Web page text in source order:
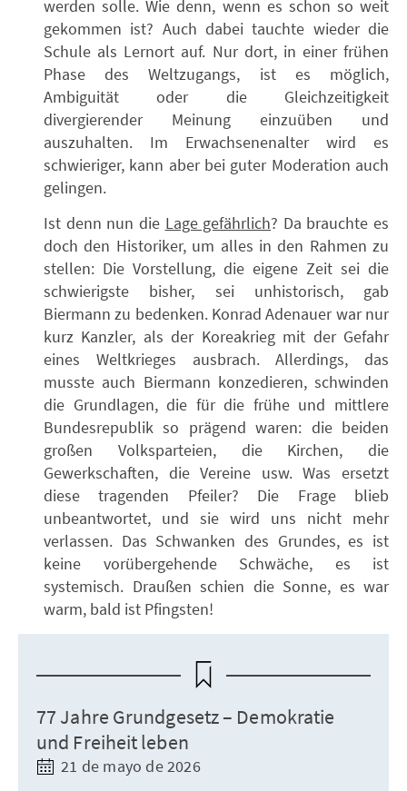
werden solle. Wie denn, wenn es schon so weit
gekommen ist? Auch dabei tauchte wieder die
Schule als Lernort auf. Nur dort, in einer frühen
Phase des Weltzugangs, ist es möglich,
Ambiguität oder die Gleichzeitigkeit
divergierender Meinung einzuüben und
auszuhalten. Im Erwachsenenalter wird es
schwieriger, kann aber bei guter Moderation auch
gelingen.
Ist denn nun die Lage gefährlich? Da brauchte es
doch den Historiker, um alles in den Rahmen zu
stellen: Die Vorstellung, die eigene Zeit sei die
schwierigste bisher, sei unhistorisch, gab
Biermann zu bedenken. Konrad Adenauer war nur
kurz Kanzler, als der Koreakrieg mit der Gefahr
eines Weltkrieges ausbrach. Allerdings, das
musste auch Biermann konzedieren, schwinden
die Grundlagen, die für die frühe und mittlere
Bundesrepublik so prägend waren: die beiden
großen Volksparteien, die Kirchen, die
Gewerkschaften, die Vereine usw. Was ersetzt
diese tragenden Pfeiler? Die Frage blieb
unbeantwortet, und sie wird uns nicht mehr
verlassen. Das Schwanken des Grundes, es ist
keine vorübergehende Schwäche, es ist
systemisch. Draußen schien die Sonne, es war
warm, bald ist Pfingsten!
77 Jahre Grundgesetz – Demokratie
und Freiheit leben
21 de mayo de 2026